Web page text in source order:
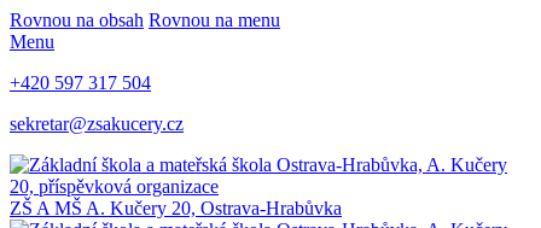
Rovnou na obsah Rovnou na menu
Menu
+420 597 317 504
sekretar@zsakucery.cz
ZŠ A MŠ A. Kučery 20, Ostrava-Hrabůvka